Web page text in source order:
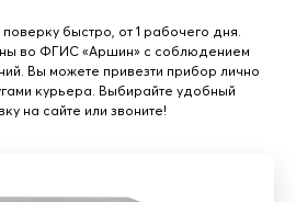
быстро, от 1 рабочего дня.
во ФГИС «Аршин» с соблюдением
Вы можете привезти прибор лично
курьера. Выбирайте удобный
на сайте или звоните!